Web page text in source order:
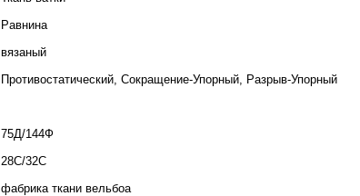
Равнина
вязаный
Противостатический, Сокращение-Упорный, Разрыв-Упорный
75Д/144Ф
28С/32С
фабрика ткани вельбоа